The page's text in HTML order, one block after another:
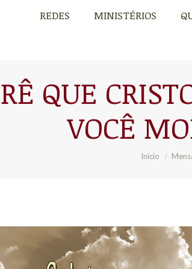
REDES MINISTÉRIOS
QUE
VOCÊ
Você está
Início
REDES MINISTÉRIOS